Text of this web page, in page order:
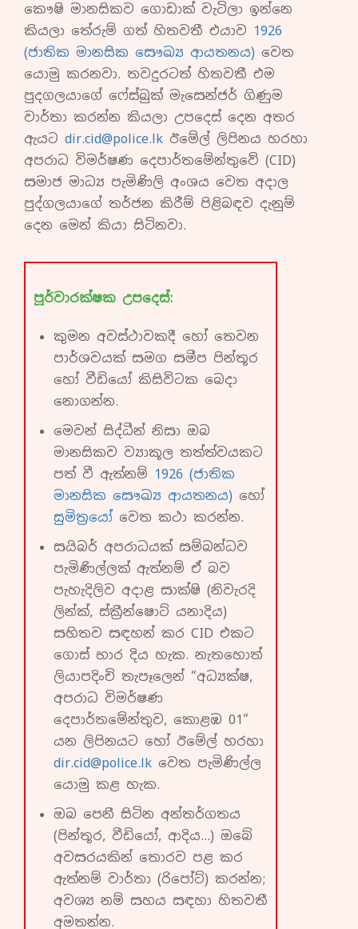
කෞෂි මානසිකව ගොඩාක් වැටිලා ඉන්නෙ
කියලා තේරුම් ගත් හිතවතී එයාව 1926
(ජාතික මානසික සෞඛ්‍ය ආයතනය) වෙත
යොමු කරනවා. තවදුරටත් හිතවතී එම
පුදගලයාගේ ෆේස්බුක් මැසෙන්ජර් ගිණුම
වාර්තා කරන්න කියලා උපදෙස් දෙන අතර
ඇයට dir.cid@police.lk ඊමේල් ලිපිනය හරහා
අපරාධ විමර්ෂණ දෙපාර්තමේන්තුවේ (CID)
සමාජ මාධ්‍ය පැමිණිලි අංශය වෙත අදාල
පුද්ගලයාගේ තර්ජන කිරීම් පිළිබඳව දැනුම්
දෙන මෙන් කියා සිටිනවා.
පූර්වාරක්ෂක උපදෙස්:
කුමන අවස්ථාවකදී හෝ තෙවන
පාර්ශවයක් සමග සමීප පින්තූර
හෝ වීඩියෝ කිසිවිටක බෙදා
නොගන්න.
මෙවන් සිද්ධීන් නිසා ඔබ
මානසිකව ව්‍යාකූල තත්ත්වයකට
පත් වී ඇත්නම් 1926 (ජාතික
මානසික සෞඛ්‍ය ආයතනය) හෝ
සුමිත්‍රයෝ වෙත කථා කරන්න.
සයිබර් අපරාධයක් සම්බන්ධව
පැමිණිල්ලක් ඇත්නම් ඒ බව
පැහැදිලිව අදාළ සාක්ෂි (නිවැරදි
ලින්ක්, ස්ක්‍රීන්ෂොට් යනාදිය)
සහිතව සඳහන් කර CID එකට
ගොස් භාර දිය හැක. නැතහොත්
ලියාපදිංචි තැපෑලෙන් “අධ්‍යක්ෂ,
අපරාධ විමර්ෂණ
දෙපාර්තමේන්තුව, කොළඹ 01”
යන ලිපිනයට හෝ ඊමේල් හරහා
dir.cid@police.lk වෙත පැමිණිල්ල
යොමු කළ හැක.
ඔබ පෙනී සිටින අන්තර්ගතය
(පින්තූර, වීඩියෝ, ආදිය…) ඔබේ
අවසරයකින් තොරව පළ කර
ඇත්නම් වාර්තා (රිපෝට්) කරන්න;
අවශ්‍ය නම් සහය සඳහා හිතවතී
අමතන්න.